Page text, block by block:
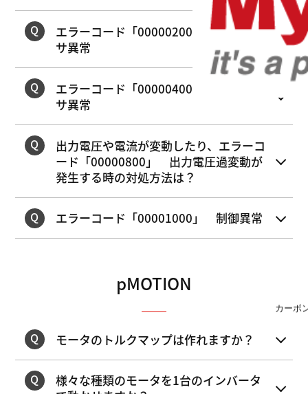
カーボ
エラーコード「00000200」 電圧セン
サ異常
エラーコード「00000400」 電流セン
サ異常
出力電圧や電流が変動したり、エラーコ
ード「00000800」 出力電圧過変動が
発生する時の対処方法は？
エラーコード「00001000」 制御異常
pMOTION
モータのトルクマップは作れますか？
様々な種類のモータを1台のインバータ